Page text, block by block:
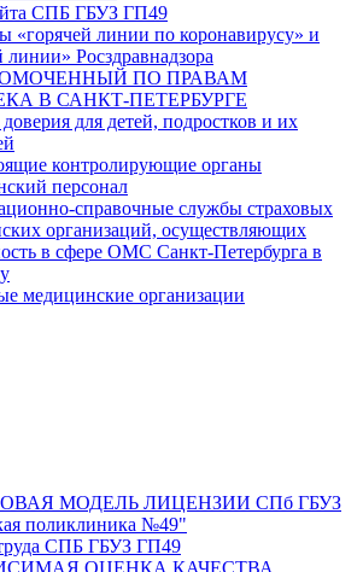
СПБ ГБУЗ ГП49
«горячей линии по коронавирусу» и
линии» Росздравнадзора
ПО ПРАВАМ
В САНКТ-ПЕТЕРБУРГЕ
для детей, подростков и их
контролирующие органы
персонал
справочные службы страховых
организаций, осуществляющих
в сфере ОМС Санкт-Петербурга в
медицинские организации
МОДЕЛЬ ЛИЦЕНЗИИ СПб ГБУЗ
поликлиника №49"
СПБ ГБУЗ ГП49
ОЦЕНКА КАЧЕСТВА